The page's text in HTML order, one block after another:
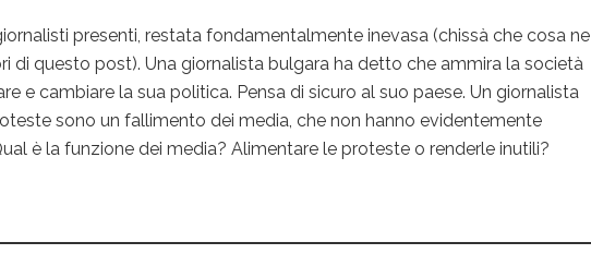
presenti, restata fondamentalmente inevasa (chissà che cosa ne
di questo post). Una giornalista bulgara ha detto che ammira la società
e cambiare la sua politica. Pensa di sicuro al suo paese. Un giornalista
sono un fallimento dei media, che non hanno evidentemente
è la funzione dei media? Alimentare le proteste o renderle inutili?